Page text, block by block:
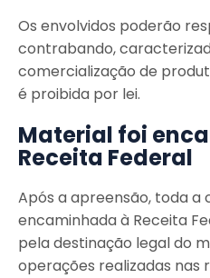
Os envolvidos poderão
contrabando,
comercialização de
é proibida por lei.
Material foi
Receita Federal
Após a apreensão, toda a
encaminhada à Receita
pela destinação legal do
operações realizadas nas